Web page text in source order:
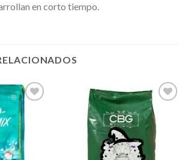
en corto tiempo.
Añadir
a la
lista de
deseos
lista de
deseos